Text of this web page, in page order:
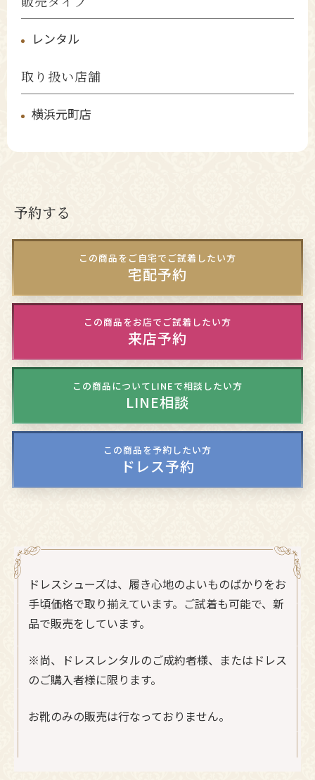
レンタル
取り扱い店舗
横浜元町店
予約する
この商品をご自宅でご試着したい方
宅配予約
この商品をお店でご試着したい方
来店予約
この商品についてLINEで相談したい方
LINE相談
この商品を予約したい方
ドレス予約
ドレスシューズは、履き心地のよいものばかりをお
手頃価格で取り揃えています。ご試着も可能で、新
品で販売をしています。
※尚、ドレスレンタルのご成約者様、またはドレス
のご購入者様に限ります。
お靴のみの販売は行なっておりません。